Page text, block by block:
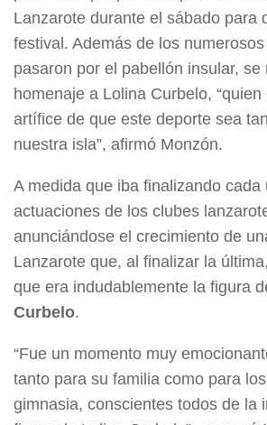
Lanzarote durante el sábado para
festival. Además de los
pasaron por el pabellón insular, se
homenaje a Lolina Curbelo,
artífice de que este deporte sea
nuestra isla”, afirmó Monzón.
A medida que iba finalizando cada
actuaciones de los clubes
anunciándose el crecimiento de
Lanzarote que, al finalizar la
que era indudablemente la figura
Curbelo.
“Fue un momento muy
tanto para su familia como para
gimnasia, conscientes todos de la